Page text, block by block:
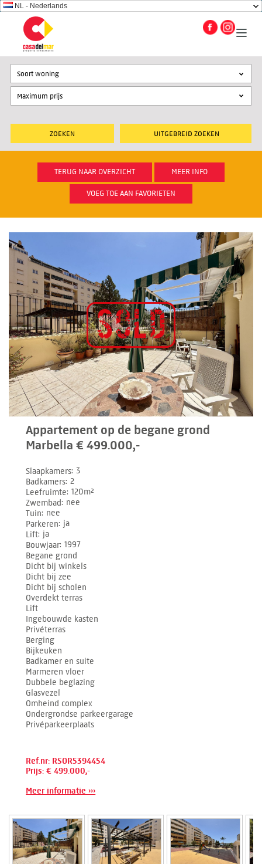
NL - Nederlands
UITGEBREID ZOEKEN
Soort woning
TERUG NAAR OVERZICHT MEER INFO
VOEG TOE AAN FAVORIETEN
Appartement op de begane grond
Marbella € 499.000,-
Slaapkamers 3
Badkamers 2
Leefruimte 120m²
Zwembad nee
Tuin nee
Parkeren ja
Lift ja
Bouwjaar 1997
Begane grond
Dicht bij winkels
Dicht bij zee
Dicht bij scholen
Overdekt terras
Lift
Ingebouwde kasten
Privéterras
Berging
Bijkeuken
Badkamer en suite
Marmeren vloer
Dubbele beglazing
Glasvezel
Omheind complex
Ondergrondse parkeergarage
Privéparkeerplaats
Ref.nr: RSOR5394454
Prijs: € 499.000,-
Meer informatie ›››